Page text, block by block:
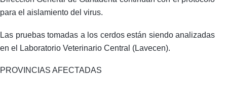
para el aislamiento del virus.
Las pruebas tomadas a los cerdos están siendo analizadas
en el Laboratorio Veterinario Central (Lavecen).
PROVINCIAS AFECTADAS